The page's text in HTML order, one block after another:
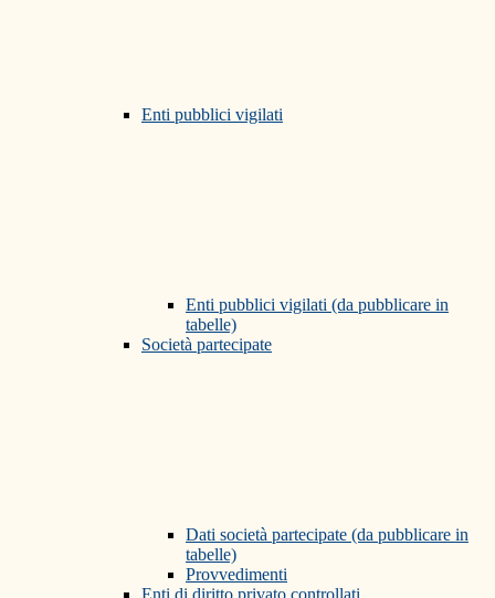
Enti pubblici vigilati
Enti pubblici vigilati (da pubblicare in
tabelle)
Società partecipate
Dati società partecipate (da pubblicare in
tabelle)
Provvedimenti